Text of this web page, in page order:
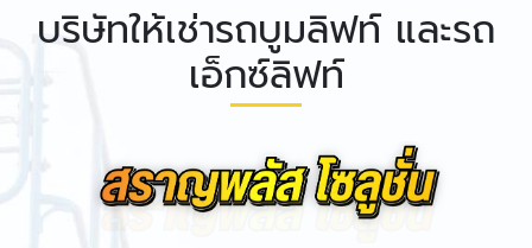
บริษัทให้เช่ารถบูมลิฟท์ และรถ
เอ็กซ์ลิฟท์